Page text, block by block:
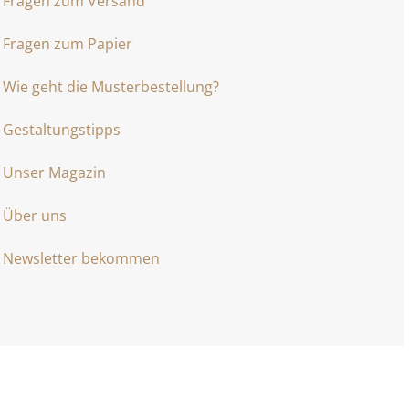
Fragen zum Papier
Wie geht die Musterbestellung?
Gestaltungstipps
Unser Magazin
Über uns
Newsletter bekommen